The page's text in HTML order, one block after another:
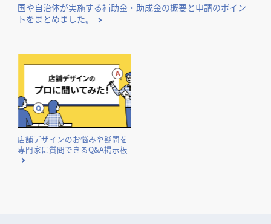
国や自治体が実施する補助金・助成金の概要と申請のポイン
トをまとめました。
店舗デザインのお悩みや疑問を
専門家に質問できるQ&A掲示板